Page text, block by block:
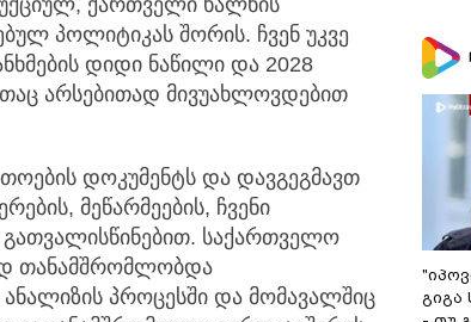
ქართველი ხალხის
პოლიტიკას შორის. ჩვენ უკვე
დიდი ნაწილი და 2028
არსებითად მივუახლოვდებით
დოკუმენტს და დავგეგმავთ
მეწარმეების, ჩვენი
გათვალისწინებით. საქართველო
თანამშრომლობდა
პროცესში და მომავალშიც
გიგა